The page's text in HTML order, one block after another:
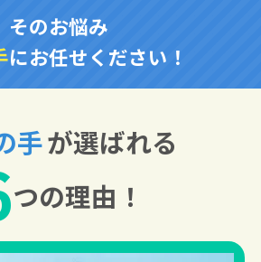
そのお悩み
にお任せください！
手が選ばれる
つの理由！